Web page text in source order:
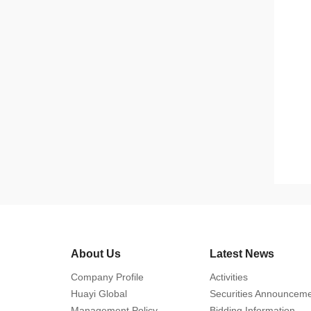
About Us
Company Profile
Huayi Global
Latest News
Activities
Securities